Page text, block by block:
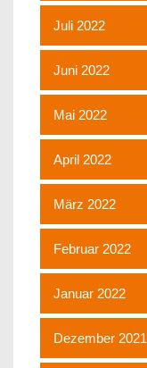
Juli 2022
Juni 2022
Mai 2022
April 2022
März 2022
Februar 2022
Januar 2022
Dezember 2021